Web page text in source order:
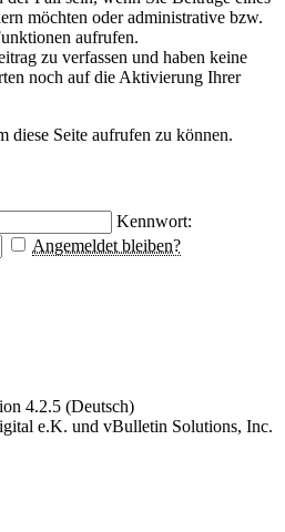
möchten oder administrative bzw.
aufrufen.
zu verfassen und haben keine
noch auf die Aktivierung Ihrer
diese Seite aufrufen zu können.
Kennwort:
Angemeldet bleiben?
4.2.5 (Deutsch)
e.K. und vBulletin Solutions, Inc.